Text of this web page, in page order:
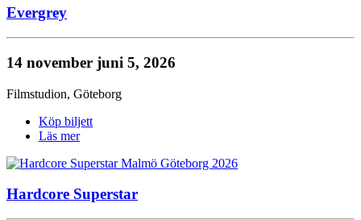
Evergrey
14 november juni 5, 2026
Filmstudion, Göteborg
Köp biljett
Läs mer
Hardcore Superstar